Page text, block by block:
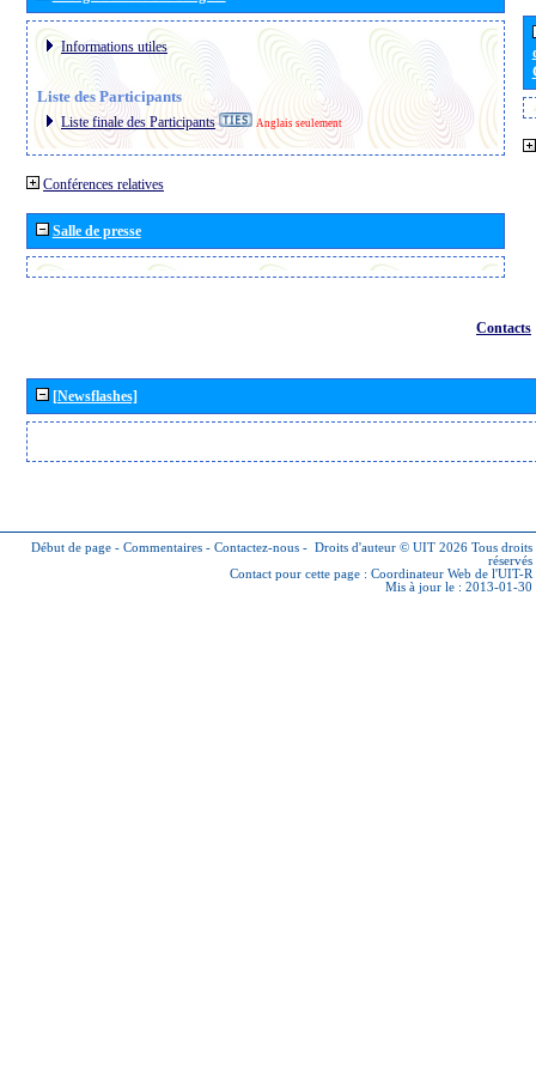
Informations utiles
Liste des Participants
Liste finale des Participants Anglais seulement
Conférences relatives
Salle de presse
Contacts
[Newsflashes]
Début de page - Commentaires - Contactez-nous - Droits d'auteur © UIT 2026 Tous droits
réservés
Contact pour cette page : Coordinateur Web de l'UIT-R
Mis à jour le : 2013-01-30